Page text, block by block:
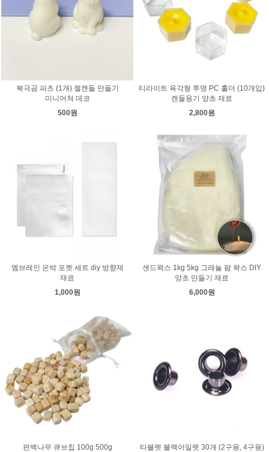
북극곰 파츠 (1개) 젤캔들 만들기
미니어쳐 데코
500원
티라이트 육각형 투명 PC 홀더 (10개입)
캔들용기 양초 재료
2,800원
멤브레인 은박 포켓 세트 diy 방향제
재료
1,000원
샌드왁스 1kg 5kg 그래뉼 팜 왁스 DIY
양초 만들기 재료
6,000원
편백나무 큐브칩 100g 500g
타블렛 블랙아일렛 30개 (2구용, 4구용)